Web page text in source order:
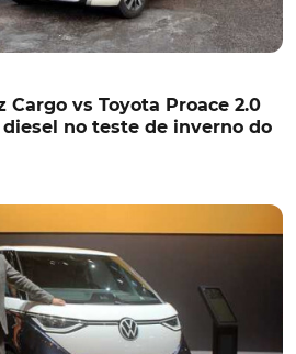
Cargo vs Toyota Proace 2.0
no teste de inverno do